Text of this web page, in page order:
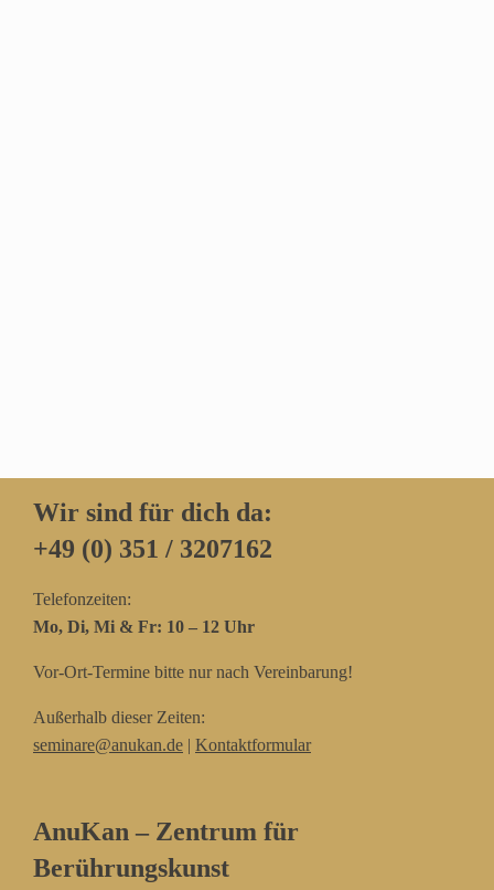
Wir sind für dich da:
+49 (0) 351 / 3207162‬
Telefonzeiten:
Mo, Di, Mi & Fr: 10 – 12 Uhr
Vor-Ort-Termine bitte nur nach Vereinbarung!
Außerhalb dieser Zeiten:
seminare@anukan.de | Kontaktformular
AnuKan – Zentrum für
Berührungskunst